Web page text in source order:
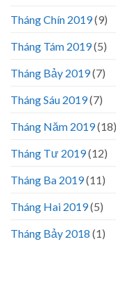
Tháng Chín 2019(9)
Tháng Tám 2019(5)
Tháng Bảy 2019(7)
Tháng Sáu 2019(7)
Tháng Năm 2019(18)
Tháng Tư 2019(12)
Tháng Ba 2019(11)
Tháng Hai 2019(5)
Tháng Bảy 2018 (1)